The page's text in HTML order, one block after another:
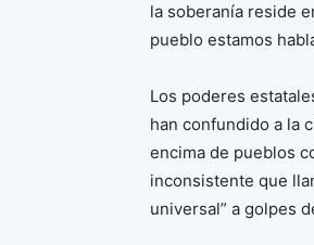
la soberanía reside
pueblo estamos
Los poderes
han confundido a la
encima de pueblos
inconsistente que
universal” a golpes